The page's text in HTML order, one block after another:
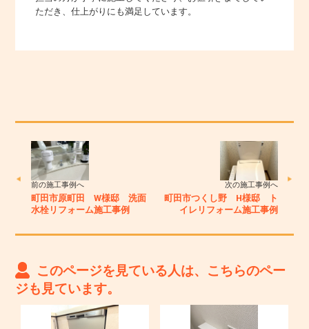
ただき、仕上がりにも満足しています。
前の施工事例へ
町田市原町田 W様邸 洗面
水栓リフォーム施工事例
次の施工事例へ
町田市つくし野 H様邸 ト
イレリフォーム施工事例
このページを見ている人は、こちらのペー
ジも見ています。